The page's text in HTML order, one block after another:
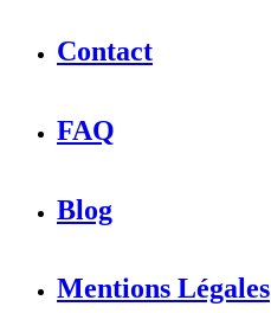
Contact
FAQ
Blog
Mentions Légales